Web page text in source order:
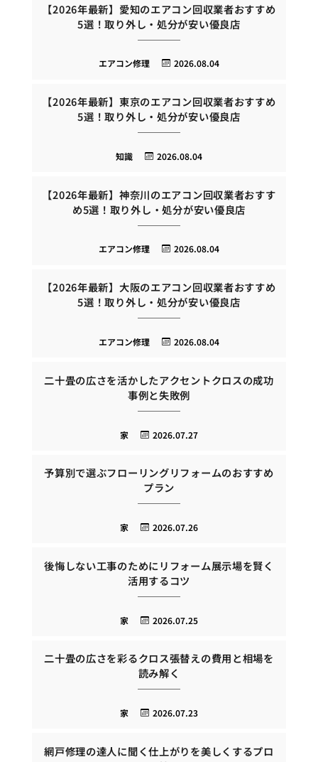
【2026年最新】愛知のエアコン回収業者おすすめ
5選！取り外し・処分が安い優良店
2026.08.04
エアコン修理
【2026年最新】東京のエアコン回収業者おすすめ
5選！取り外し・処分が安い優良店
2026.08.04
知識
【2026年最新】神奈川のエアコン回収業者おすす
め5選！取り外し・処分が安い優良店
2026.08.04
エアコン修理
【2026年最新】大阪のエアコン回収業者おすすめ
5選！取り外し・処分が安い優良店
2026.08.04
エアコン修理
二十畳の広さを活かしたアクセントクロスの成功
事例と失敗例
2026.07.27
家
予算別で選ぶフローリングリフォームのおすすめ
プラン
2026.07.26
家
後悔しない工事のためにリフォーム展示場を賢く
活用するコツ
2026.07.25
家
二十畳の広さを彩るクロス張替えの費用と相場を
読み解く
2026.07.23
家
網戸修理の達人に聞く仕上がりを美しくするプロ